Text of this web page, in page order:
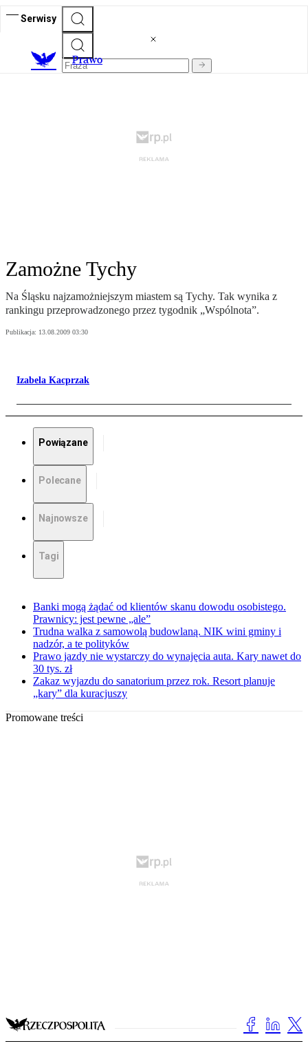
Serwisy
Prawo
Zamożne Tychy
Na Śląsku najzamożniejszym miastem są Tychy. Tak wynika z
rankingu przeprowadzonego przez tygodnik „Wspólnota”.
Publikacja: 13.08.2009 03:30
Izabela Kacprzak
Powiązane
Polecane
Najnowsze
Tagi
Banki mogą żądać od klientów skanu dowodu osobistego.
Prawnicy: jest pewne „ale”
Trudna walka z samowolą budowlaną. NIK wini gminy i
nadzór, a te polityków
Prawo jazdy nie wystarczy do wynajęcia auta. Kary nawet do
30 tys. zł
Zakaz wyjazdu do sanatorium przez rok. Resort planuje
„kary” dla kuracjuszy
Promowane treści